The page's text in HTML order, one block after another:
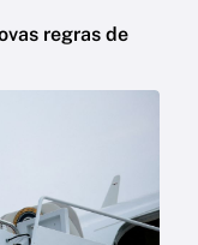
regras de